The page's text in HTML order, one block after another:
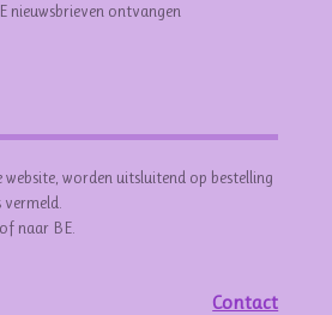
nieuwsbrieven ontvangen
worden uitsluitend op bestelling
naar BE.
Contact